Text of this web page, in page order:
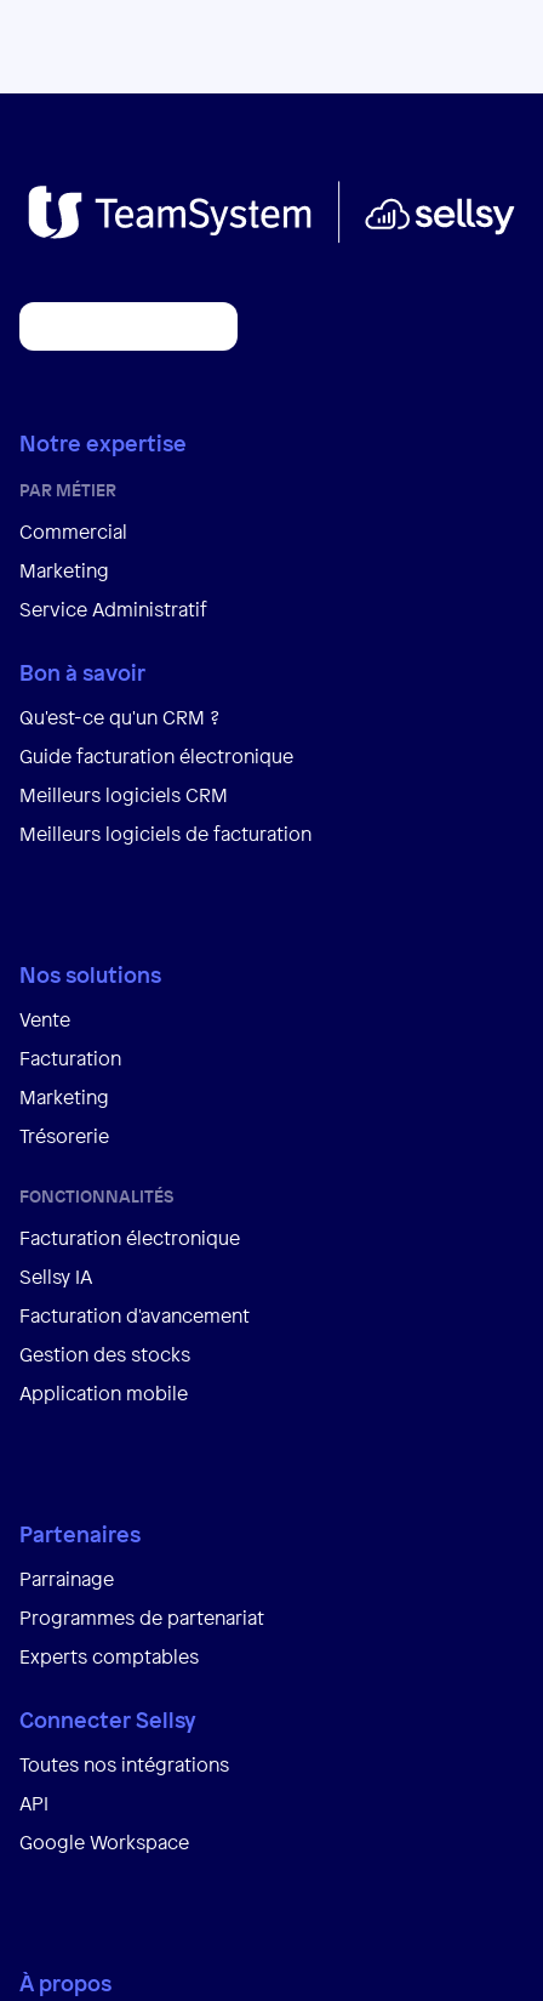
Notre expertise
PAR MÉTIER
Commercial
Marketing
Service Administratif
Bon à savoir
Qu'est-ce qu'un CRM ?
Guide facturation électronique
Meilleurs logiciels CRM
Meilleurs logiciels de facturation
Nos solutions
Vente
Facturation
Marketing
Trésorerie
FONCTIONNALITÉS
Facturation électronique
Sellsy IA
Facturation d'avancement
Gestion des stocks
Application mobile
Partenaires
Parrainage
Programmes de partenariat
Experts comptables
Connecter Sellsy
Toutes nos intégrations
API
Google Workspace
À propos